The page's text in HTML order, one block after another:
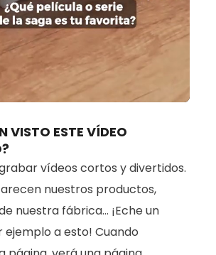
100.00%
VISTO ESTE VÍDEO
vídeos cortos y divertidos.
nuestros productos,
nuestra fábrica... ¡Eche un
ejemplo a esto! Cuando